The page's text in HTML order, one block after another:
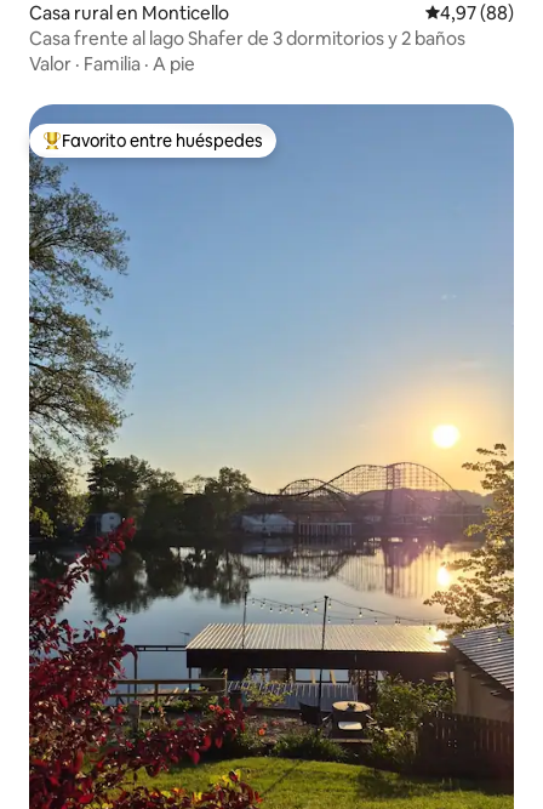
Casa rural en Monticello Calificación
4,97 (88)
Casa frente al lago Shafer de 3 dormitorios y 2 baños
Valor · Familia · A pie
Favorito entre los huéspedes más destacados
Favorito entre huéspedes